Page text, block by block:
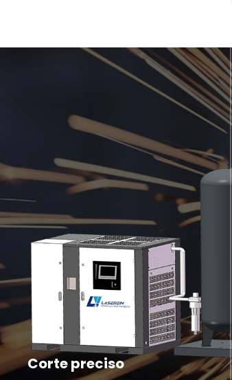
Corte preciso